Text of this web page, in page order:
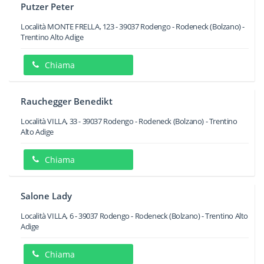
Putzer Peter
Località MONTE FRELLA, 123-39037Rodengo - Rodeneck(Bolzano) -
Trentino Alto Adige
Chiama
Rauchegger Benedikt
Località VILLA, 33-39037Rodengo - Rodeneck(Bolzano) -Trentino
Alto Adige
Chiama
Salone Lady
Località VILLA, 6-39037 Rodengo - Rodeneck(Bolzano) -Trentino Alto
Adige
Chiama